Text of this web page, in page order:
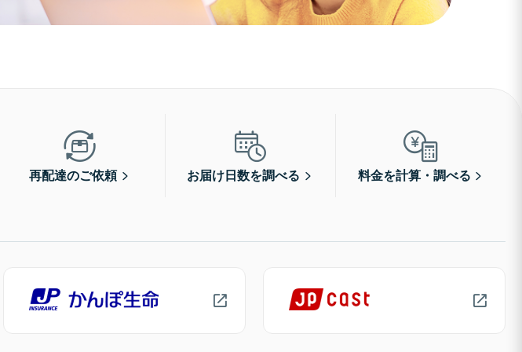
再配達のご依頼 お届け日数を調べる 料金を計算・調べる